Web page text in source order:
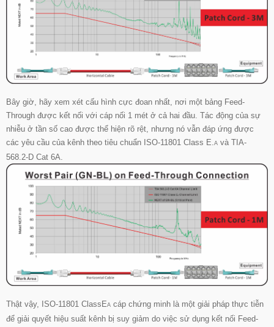
Bây giờ, hãy xem xét cấu hình cực đoan nhất, nơi một bảng Feed-
Through được kết nối với cáp nối 1 mét ở cả hai đầu. Tác động của sự
nhiễu ở tần số cao được thể hiện rõ rệt, nhưng nó vẫn đáp ứng được
các yêu cầu của kênh theo tiêu chuẩn ISO-11801 Class E. A và TIA-
568.2-D Cat 6A.
Thật vậy, ISO-11801 ClassEA cáp chứng minh là một giải pháp thực tiễn
để giải quyết hiệu suất kênh bị suy giảm do việc sử dụng kết nối Feed-